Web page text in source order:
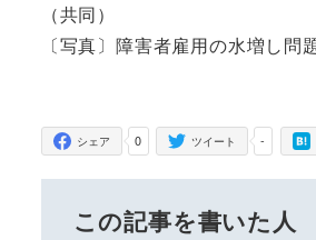
（共同）
〔写真〕障害者雇用の水増し
0
シェア -
ツイート
この記事を書いた人